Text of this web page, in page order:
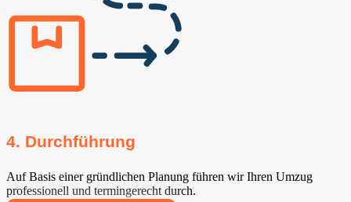
4. Durchführung
Auf Basis einer gründlichen Planung führen wir Ihren Umzug
professionell und termingerecht durch.